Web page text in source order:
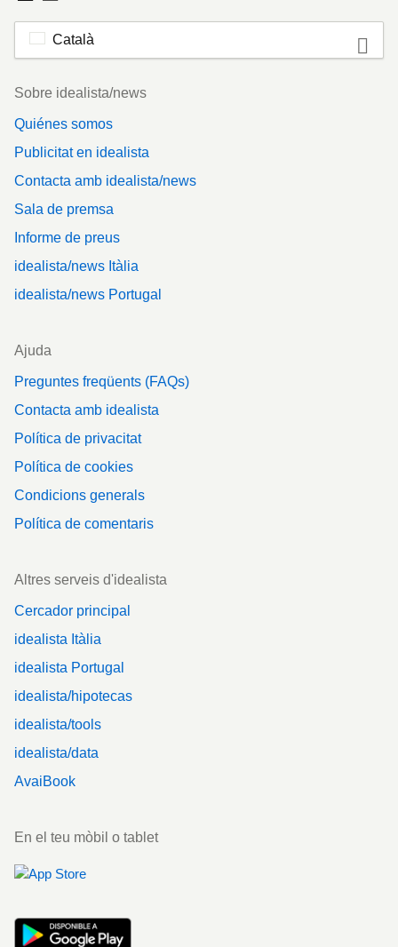
Català
Footer
Sobre idealista/news
Quiénes somos
Publicitat en idealista
Contacta amb idealista/news
Sala de premsa
Informe de preus
idealista/news Itàlia
idealista/news Portugal
Ajuda
Preguntes freqüents (FAQs)
Contacta amb idealista
Política de privacitat
Política de cookies
Condicions generals
Política de comentaris
Altres serveis d'idealista
Cercador principal
idealista Itàlia
idealista Portugal
idealista/hipotecas
idealista/tools
idealista/data
AvaiBook
En el teu mòbil o tablet